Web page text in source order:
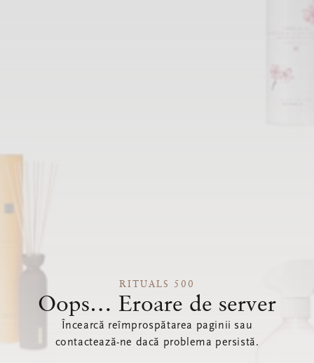
RITUALS 500
Oops… Eroare de server
Încearcă reîmprospătarea paginii sau
contactează-ne dacă problema persistă.